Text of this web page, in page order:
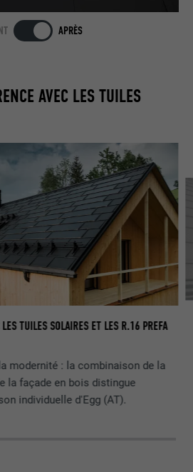
APRÈS
AVEC LES TUILES
TUILES SOLAIRES ET LES R.16 PREFA
modernité : la combinaison de la
la façade en bois distingue
individuelle d'Egg (AT).